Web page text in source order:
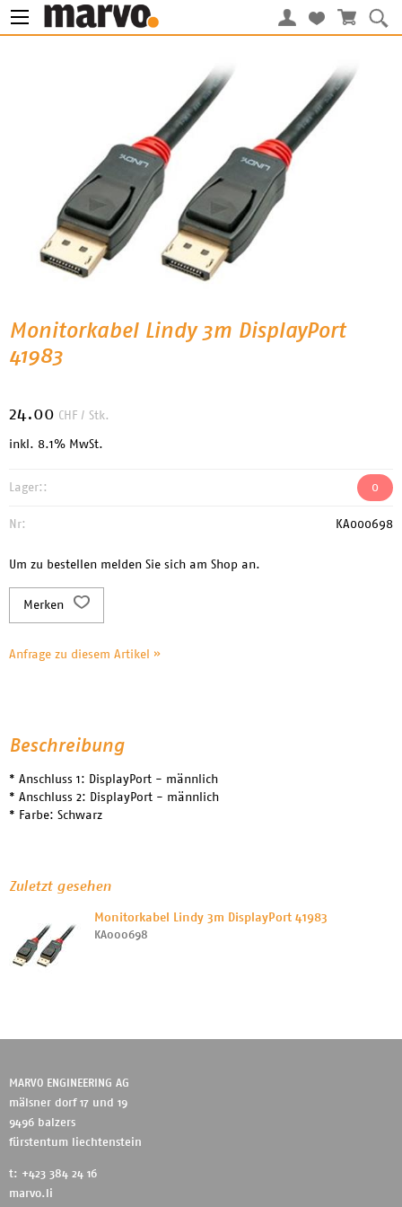
Monitorkabel Lindy 3m DisplayPort
41983
24.00 CHF / Stk.
inkl. 8.1% MwSt.
Lager:: 0
Nr: KA000698
Um zu bestellen melden Sie sich am Shop an.
Merken
Anfrage zu diesem Artikel »
Beschreibung
* Anschluss 1: DisplayPort - männlich
* Anschluss 2: DisplayPort - männlich
* Farbe: Schwarz
Zuletzt gesehen
Monitorkabel Lindy 3m DisplayPort 41983
KA000698
MARVO ENGINEERING AG
mälsner dorf 17 und 19
9496 balzers
fürstentum liechtenstein
t: +423 384 24 16
marvo.li